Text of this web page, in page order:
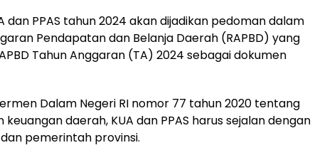
dan PPAS tahun 2024 akan dijadikan pedoman dalam
Pendapatan dan Belanja Daerah (RAPBD) yang
Tahun Anggaran (TA) 2024 sebagai dokumen
Dalam Negeri RI nomor 77 tahun 2020 tentang
daerah, KUA dan PPAS harus sejalan dengan
pemerintah provinsi.